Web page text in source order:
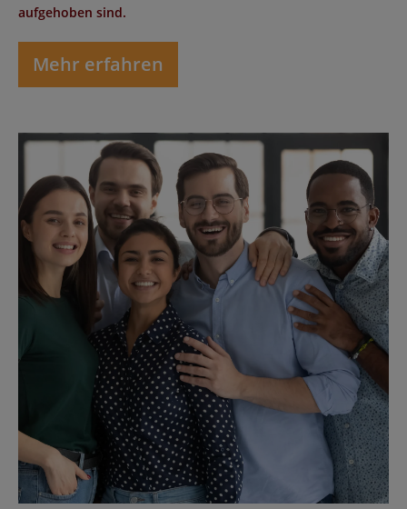
aufgehoben sind.
Mehr erfahren